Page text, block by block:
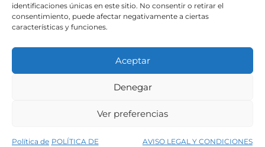
identificaciones únicas en este sitio. No consentir o retirar el
consentimiento, puede afectar negativamente a ciertas
características y funciones.
Aceptar
Denegar
Ver preferencias
Política de POLÍTICA DE AVISO LEGAL Y CONDICIONES
Condiciones generales de venta
Política de privacidad del sitio web